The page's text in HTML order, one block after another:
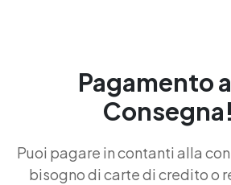
Pagamento
Consegna!
Puoi pagare in contanti alla
bisogno di carte di credito o